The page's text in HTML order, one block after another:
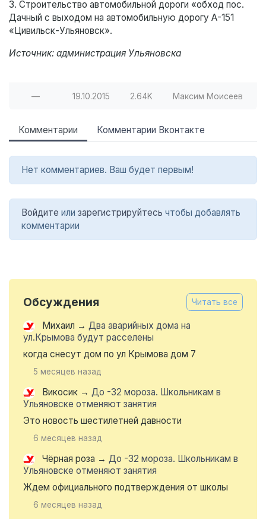
3. Строительство автомобильной дороги «обход пос.
Дачный с выходом на автомобильную дорогу А-151
«Цивильск-Ульяновск».
Источник: администрация Ульяновска
— 19.10.2015 2.64K Максим Моисеев
Комментарии Комментарии Вконтакте
Нет комментариев. Ваш будет первым!
Войдите или зарегистрируйтесь чтобы добавлять
комментарии
Обсуждения Читать все
Михаил → Два аварийных дома на
ул.Крымова будут расселены
когда снесут дом по ул Крымова дом 7
5 месяцев назад
Викосик → До -32 мороза. Школьникам в
Ульяновске отменяют занятия
Это новость шестилетней давности
6 месяцев назад
Чёрная роза → До -32 мороза. Школьникам в
Ульяновске отменяют занятия
Ждем официального подтверждения от школы
6 месяцев назад